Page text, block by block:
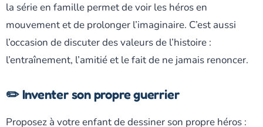
la série en famille permet de voir les héros en
mouvement et de prolonger l’imaginaire. C’est aussi
l’occasion de discuter des valeurs de l’histoire :
l’entraînement, l’amitié et le fait de ne jamais renoncer.
✏️ Inventer son propre guerrier
Proposez à votre enfant de dessiner son propre héros :